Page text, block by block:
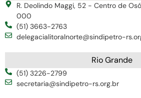
R. Deolindo Maggi, 52 - Centro de
000
(51) 3663-2763
delegacialitoralnorte@sindipetro-
Rio Grande
(51) 3226-2799
secretaria@sindipetro-rs.org.br